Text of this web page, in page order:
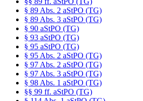
§ 89 Abs. 2 aStPO (TG)
§ 89 Abs. 3 aStPO (TG)
§ 90 aStPO (TG)
§ 93 aStPO (TG)
§ 95 aStPO (TG)
§ 95 Abs. 2 aStPO (TG)
§ 97 Abs. 2 aStPO (TG)
§ 97 Abs. 3 aStPO (TG)
§ 98 Abs. 1 aStPO (TG)
§§ 99 ff. aStPO (TG)